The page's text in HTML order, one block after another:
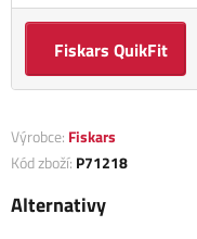
Fiskars QuikFit
Výrobce: Fiskars
Kód zboží: P71218
Alternativy